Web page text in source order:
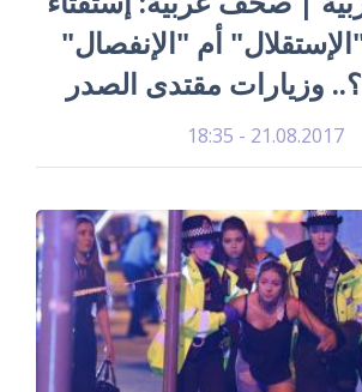
أم "الإنفصال"
وزيارات مقتدى الصدر
21.08.2017 - 18:35